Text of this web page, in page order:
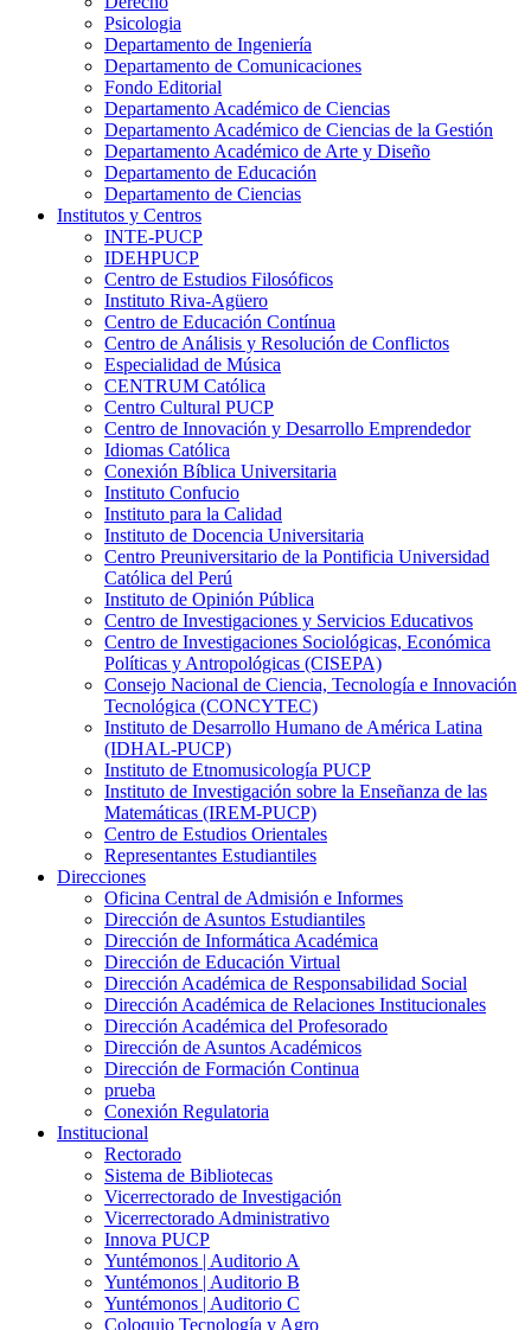
Psicologia
Departamento de Ingeniería
Departamento de Comunicaciones
Fondo Editorial
Departamento Académico de Ciencias
Departamento Académico de Ciencias de la Gestión
Departamento Académico de Arte y Diseño
Departamento de Educación
Departamento de Ciencias
Institutos y Centros
INTE-PUCP
IDEHPUCP
Centro de Estudios Filosóficos
Instituto Riva-Agüero
Centro de Educación Contínua
Centro de Análisis y Resolución de Conflictos
Especialidad de Música
CENTRUM Católica
Centro Cultural PUCP
Centro de Innovación y Desarrollo Emprendedor
Idiomas Católica
Conexión Bíblica Universitaria
Instituto Confucio
Instituto para la Calidad
Instituto de Docencia Universitaria
Centro Preuniversitario de la Pontificia Universidad
Católica del Perú
Instituto de Opinión Pública
Centro de Investigaciones y Servicios Educativos
Centro de Investigaciones Sociológicas, Económica
Políticas y Antropológicas (CISEPA)
Consejo Nacional de Ciencia, Tecnología e Innovación
Tecnológica (CONCYTEC)
Instituto de Desarrollo Humano de América Latina
(IDHAL-PUCP)
Instituto de Etnomusicología PUCP
Instituto de Investigación sobre la Enseñanza de las
Matemáticas (IREM-PUCP)
Centro de Estudios Orientales
Representantes Estudiantiles
Direcciones
Oficina Central de Admisión e Informes
Dirección de Asuntos Estudiantiles
Dirección de Informática Académica
Dirección de Educación Virtual
Dirección Académica de Responsabilidad Social
Dirección Académica de Relaciones Institucionales
Dirección Académica del Profesorado
Dirección de Asuntos Académicos
Dirección de Formación Continua
prueba
Conexión Regulatoria
Institucional
Rectorado
Sistema de Bibliotecas
Vicerrectorado de Investigación
Vicerrectorado Administrativo
Innova PUCP
Yuntémonos | Auditorio A
Yuntémonos | Auditorio B
Yuntémonos | Auditorio C
Coloquio Tecnología y Agro